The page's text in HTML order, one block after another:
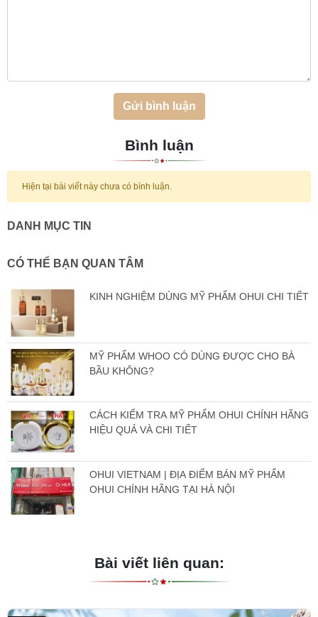
Gửi bình luận
Bình luận
Hiện tại bài viết này chưa có bình luận.
DANH MỤC TIN
CÓ THỂ BẠN QUAN TÂM
KINH NGHIỆM DÙNG MỸ PHẨM OHUI CHI TIẾT
MỸ PHẨM WHOO CÓ DÙNG ĐƯỢC CHO BÀ
BẦU KHÔNG?
CÁCH KIỂM TRA MỸ PHẨM OHUI CHÍNH HÃNG
HIỆU QUẢ VÀ CHI TIẾT
OHUI VIETNAM | ĐỊA ĐIỂM BÁN MỸ PHẨM
OHUI CHÍNH HÃNG TẠI HÀ NỘI
Bài viết liên quan: